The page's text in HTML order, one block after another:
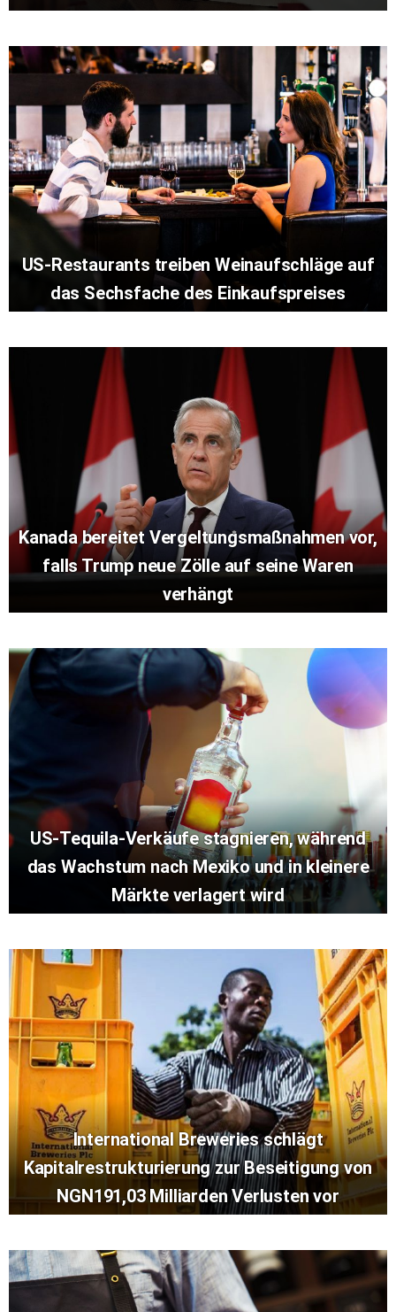
US-Restaurants treiben Weinaufschläge auf
das Sechsfache des Einkaufspreises
Kanada bereitet Vergeltungsmaßnahmen vor,
falls Trump neue Zölle auf seine Waren
verhängt
US-Tequila-Verkäufe stagnieren, während
das Wachstum nach Mexiko und in kleinere
Märkte verlagert wird
International Breweries schlägt
Kapitalrestrukturierung zur Beseitigung von
NGN191,03 Milliarden Verlusten vor